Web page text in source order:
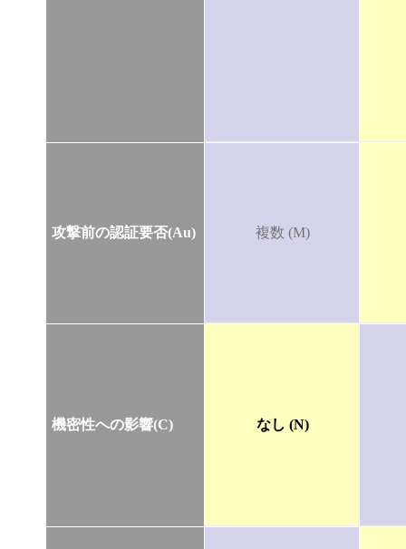
攻撃前の認証要否(Au) 複数 (M)
機密性への影響(C) なし (N)